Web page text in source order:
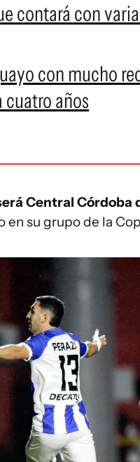
contará con
con mucho
cuatro años
Central Córdoba
su grupo de la